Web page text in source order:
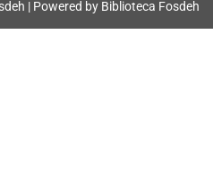
| Powered by Biblioteca Fosdeh